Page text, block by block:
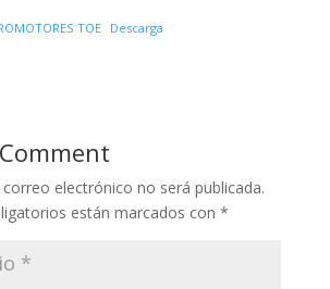
TOE Descarga
electrónico no será publicada.
están marcados con *